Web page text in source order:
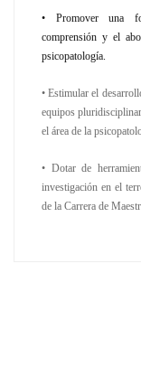
• Promover una
comprensión y el
psicopatología.
• Estimular el
equipos
el área de la
• Dotar de
investigación en el
de la Carrera de